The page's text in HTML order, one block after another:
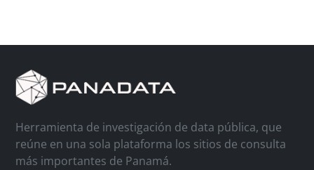
Herramienta de investigación de data pública, que
reúne en una sola plataforma los sitios de consulta
más importantes de Panamá.